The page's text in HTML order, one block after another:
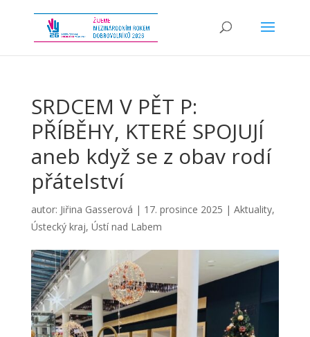
SRDCEM V PĚT P:
PŘÍBĚHY, KTERÉ SPOJUJÍ
aneb když se z obav rodí
přátelství
autor: Jiřina Gasserová | 17. prosince 2025 | Aktuality,
Ústecký kraj, Ústí nad Labem